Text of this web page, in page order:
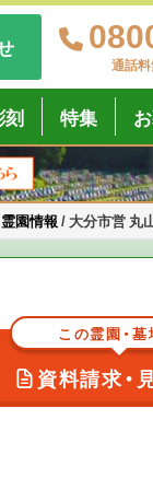
通話料
刻 特集
園情報 / 大分市営 丸
この霊園・墓
資料請求・